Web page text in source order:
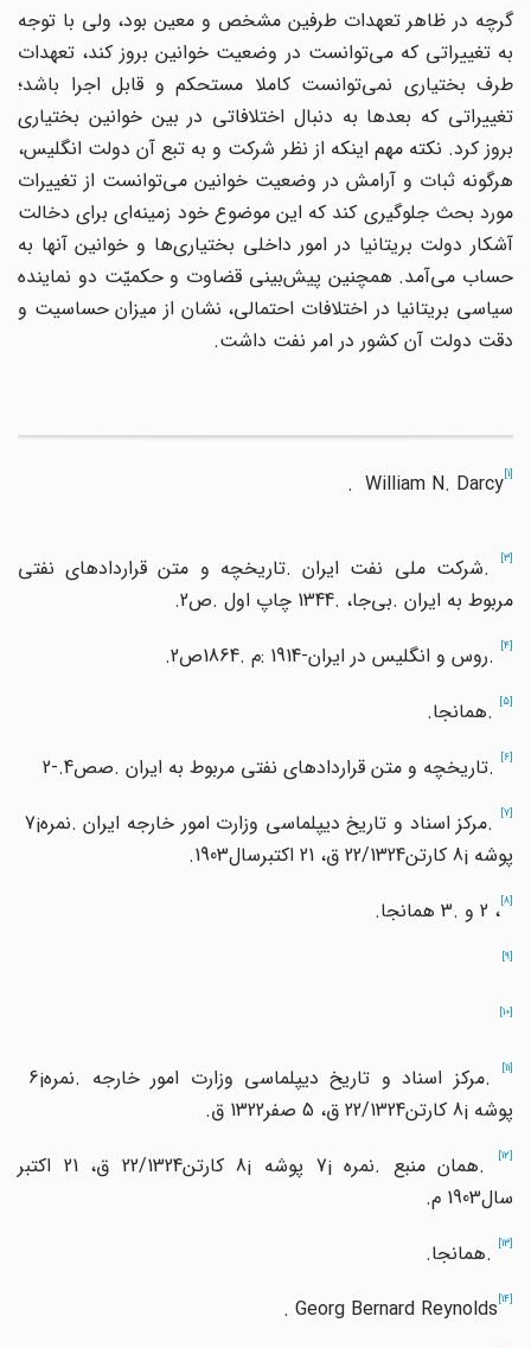
گرچه در ظاهر تعهدات طرفین مشخص و معین بود، ولی با توجه
به تغییراتی که میتوانست در وضعیت خوانین بروز کند، تعهدات
طرف بختیاری نمیتوانست کاملا مستحکم و قابل اجرا باشد؛
تغییراتی که بعدها به دنبال اختلافاتی در بین خوانین بختیاری
بروز کرد. نکته مهم اینکه از نظر شرکت و به تبع آن دولت انگلیس،
هرگونه ثبات و آرامش در وضعیت خوانین میتوانست از تغییرات
مورد بحث جلوگیری کند که این موضوع خود زمینهای برای دخالت
آشکار دولت بریتانیا در امور داخلی بختیاریها و خوانین آنها به
حساب میآمد. همچنین پیشبینی قضاوت و حکمیّت دو نماینده
سیاسی بریتانیا در اختلافات احتمالی، نشان از میزان حساسیت و
دقت دولت آن کشور در امر نفت داشت.
. William N. Darcy
. شرکت ملی نفت ایران.تاریخچه و متن قراردادهای نفتی
مربوط به ایران.بیجا،1344.چاپ اول.ص.2
.روس و انگلیس در ایران: 1914-م 1864.ص.2
.همانجا.
.تاریخچه و متن قراردادهای نفتی مربوط به ایران.صص2-.4
.مرکز اسناد و تاریخ دیپلماسی وزارت امور خارجه ایران.نمره7¡
پوشه8¡کارتن22/1324ق،21اکتبرسال.1903
2 و3.همانجا.
. مرکز اسناد و تاریخ دیپلماسی وزارت امور خارجه. نمره6¡
پوشه8¡کارتن22/1324ق،5 صفر1322ق .
. همان منبع. نمره7¡پوشه8¡کارتن22/1324ق،21اکتبر
سال1903م.
.همانجا.
. Georg Bernard Reynolds